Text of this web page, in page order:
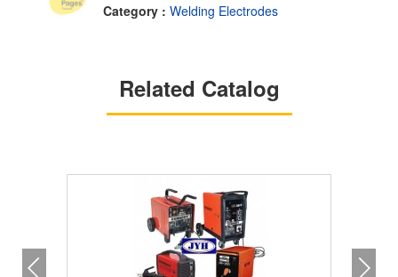
Category : Welding Electrodes
Related Catalog